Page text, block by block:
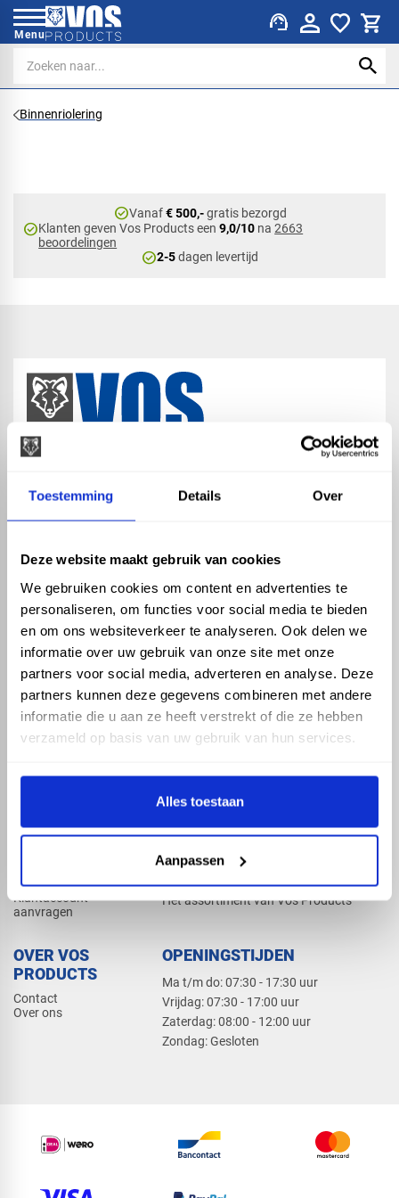
Toestemming Details Over
Deze website maakt gebruik van cookies
We gebruiken cookies om content en advertenties te
personaliseren, om functies voor social media te bieden
en om ons websiteverkeer te analyseren. Ook delen we
informatie over uw gebruik van onze site met onze
partners voor social media, adverteren en analyse. Deze
partners kunnen deze gegevens combineren met andere
informatie die u aan ze heeft verstrekt of die ze hebben
verzameld op basis van uw gebruik van hun services.
Alles toestaan
Aanpassen
Menu support_agent
Binnenriolering
check_circleVanaf€ 500,-gratis bezorgd
check_circleKlanten geven Vos Products een9,0/10 na2663
beoordelingen
check_circle2-5dagen levertijd
ASSORTIMENT
Hemelwaterafvoer
Drukleiding
Beregening
Dak en gevel
KENNIS EN HULP
Klantenservice
Kennisbank
Klantaccount
aanvragen
PRODUCTCATALOGUS 2026
Het assortiment van Vos Products
OVER VOS
PRODUCTS
Contact
Over ons
OPENINGSTIJDEN
Ma t/m do: 07:30 - 17:30 uur
​Vrijdag: 07:30 - 17:00 uur
​Zaterdag: 08:00 - 12:00 uur
​Zondag: Gesloten
phone_enabled +31 416 75 02 55
mail info@vosproducts.nl
check_circleDé bouwmarkt van Altena
check_circle Direct uit grote voorraad geleverd met eigen transport
check_circleLevering in NL en BE